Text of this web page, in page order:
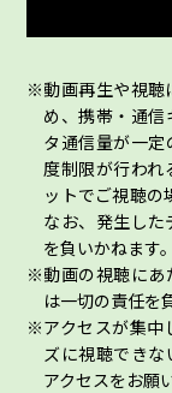
動画再生や視
め、携帯・通
タ通信量が一
度制限が行わ
ットでご視聴の
なお、発生し
を負いかねます
動画の視聴に
は一切の責任を
アクセスが集
ズに視聴でき
アクセスをお願